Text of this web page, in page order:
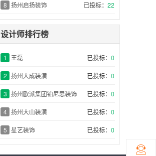
8 扬州启扬装饰 已投标： 22
设计师排行榜
1 王磊 已投标： 0
2 扬州大成装潢 已投标： 0
3 扬州欧派集团铂尼思装饰 已投标： 0
4 扬州大山装潢 已投标： 0
5 星艺装饰 已投标： 0